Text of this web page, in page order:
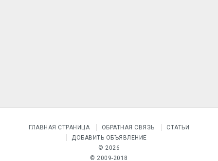
ГЛАВНАЯ СТРАНИЦА ОБРАТНАЯ СВЯЗЬ
СТАТЬИ
ДОБАВИТЬ ОБЪЯВЛЕНИЕ
© 2026
© 2009-2018